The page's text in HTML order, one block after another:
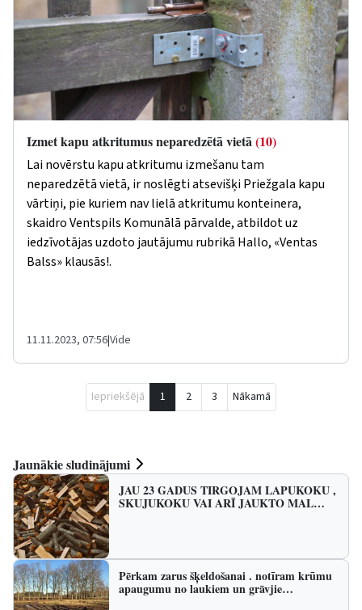
Izmet kapu atkritumus neparedzētā vietā(10)
Lai novērstu kapu atkritumu izmešanu tam
neparedzētā vietā, ir noslēgti atsevišķi Priežgala kapu
vārtiņi, pie kuriem nav lielā atkritumu konteinera,
skaidro Ventspils Komunālā pārvalde, atbildot uz
iedzīvotājas uzdoto jautājumu rubrikā Hallo, «Ventas
Balss»klausās!.
11.11.2023, 07:56|Vide
Iepriekšējā 1 2 3 Nākamā
Jaunākie sludinājumi
JAU 23 GADUS TIRGOJAM LAPUKOKU ,
SKUJUKOKU VAI ARĪ JAUKTO MAL…
Pērkam zarus šķeldošanai . notīram krūmu
apaugumu no laukiem un grāvjie…